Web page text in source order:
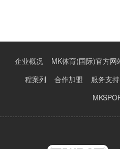
企业概况 MK体育(国际)官方网
程案列
合作加盟 服务支持